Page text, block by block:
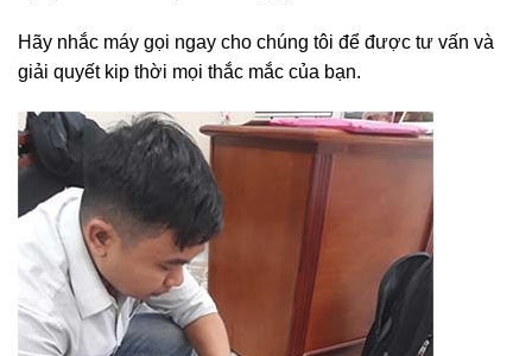
Hãy nhắc máy gọi ngay cho chúng tôi để được tư vấn và
giải quyết kip thời mọi thắc mắc của bạn.